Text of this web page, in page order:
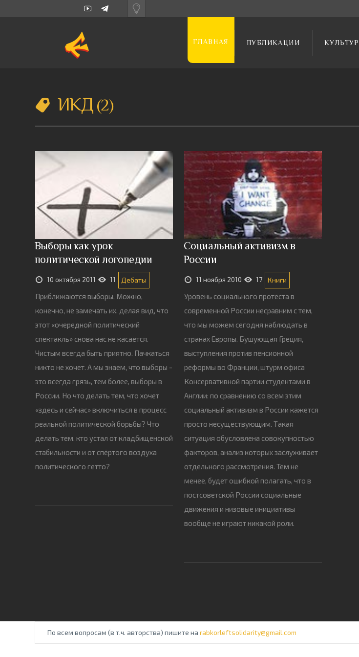
ГЛАВНАЯ ПУБЛИКАЦИИ
ИКД 2
Выборы как урок
политической логопедии
10 октября 2011 11 Дебаты
Приближаются выборы. Можно,
конечно, не замечать их, делая вид, что
этот «очередной политический
спектакль» снова нас не касается.
Чистым всегда быть приятно. Пачкаться
никто не хочет. А мы знаем, что выборы -
это всегда грязь, тем более, выборы в
России. Но что делать тем, что хочет
«здесь и сейчас» включиться в процесс
реальной политической борьбы? Что
делать тем, кто устал от кладбищенской
стабильности и от спёртого воздуха
политического гетто?
Социальный активизм в
России
11 ноября 2010 17 Книги
Уровень социального протеста в
современной России несравним с тем,
что мы можем сегодня наблюдать в
странах Европы. Бушующая Греция,
выступления против пенсионной
реформы во Франции, штурм офиса
Консервативной партии студентами в
Англии: по сравнению со всем этим
социальный активизм в России кажется
просто несуществующим. Такая
ситуация обусловлена совокупностью
факторов, анализ которых заслуживает
отдельного рассмотрения. Тем не
менее, будет ошибкой полагать, что в
постсоветской России социальные
движения и низовые инициативы
вообще не играют никакой роли.
По всем вопросам (в т.ч. авторства) пишите на rabkorleftsolidarity@gmail.com